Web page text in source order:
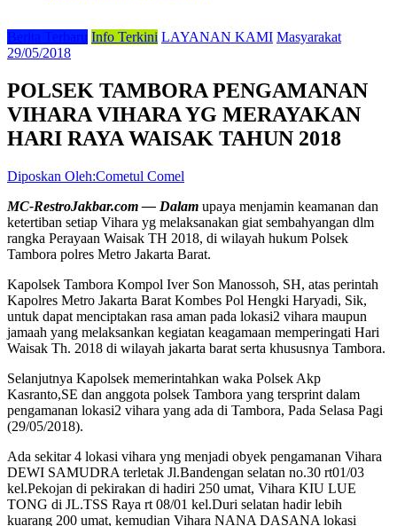
Berita Terbaru Info Terkini LAYANAN KAMI Masyarakat
29/05/2018
POLSEK TAMBORA PENGAMANAN
VIHARA VIHARA YG MERAYAKAN
HARI RAYA WAISAK TAHUN 2018
Diposkan Oleh:Cometul Comel
MC-RestroJakbar.com — Dalam upaya menjamin keamanan dan
ketertiban setiap Vihara yg melaksanakan giat sembahyangan dlm
rangka Perayaan Waisak TH 2018, di wilayah hukum Polsek
Tambora polres Metro Jakarta Barat.
Kapolsek Tambora Kompol Iver Son Manossoh, SH, atas perintah
Kapolres Metro Jakarta Barat Kombes Pol Hengki Haryadi, Sik,
untuk dapat menciptakan rasa aman pada lokasi2 vihara maupun
jamaah yang melaksankan kegiatan keagamaan memperingati Hari
Waisak Th. 2018 di wilayah jakarta barat serta khususnya Tambora.
Selanjutnya Kapolsek memerintahkan waka Polsek Akp
Kasranto,SE dan anggota polsek Tambora yang tersprint dalam
pengamanan lokasi2 vihara yang ada di Tambora, Pada Selasa Pagi
(29/05/2018).
Ada sekitar 4 lokasi vihara yng menjadi obyek pengamanan Vihara
DEWI SAMUDRA terletak Jl.Bandengan selatan no.30 rt01/03
kel.Pekojan di pekirakan di hadiri 250 umat, Vihara KIU LUE
TONG di JL.TSS Raya rt 08/01 kel.Duri selatan hadir lebih
kuarang 200 umat, kemudian Vihara NANA DASANA lokasi